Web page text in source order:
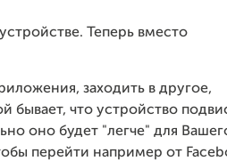
Теперь вместо
заходить в другое,
бывает, что устройство
оно будет "легче" для
перейти например от